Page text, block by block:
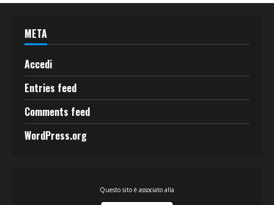
META
Accedi
Entries feed
Comments feed
WordPress.org
Questo sito è associato alla